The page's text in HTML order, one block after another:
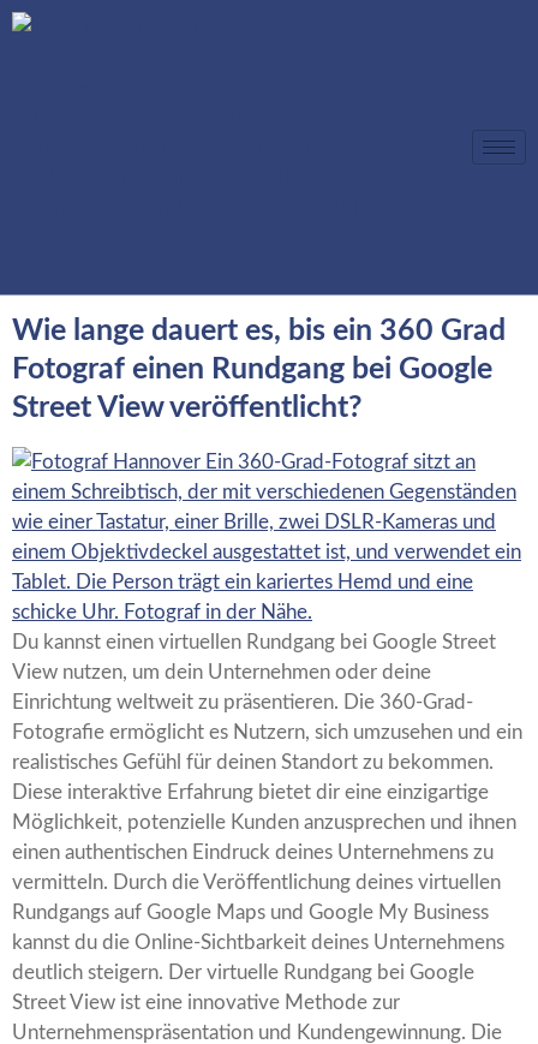
Wie lange dauert es, bis ein 360 Grad
Fotograf einen Rundgang bei Google
Street View veröffentlicht?
Du kannst einen virtuellen Rundgang bei Google Street
View nutzen, um dein Unternehmen oder deine
Einrichtung weltweit zu präsentieren. Die 360-Grad-
Fotografie ermöglicht es Nutzern, sich umzusehen und ein
realistisches Gefühl für deinen Standort zu bekommen.
Diese interaktive Erfahrung bietet dir eine einzigartige
Möglichkeit, potenzielle Kunden anzusprechen und ihnen
einen authentischen Eindruck deines Unternehmens zu
vermitteln. Durch die Veröffentlichung deines virtuellen
Rundgangs auf Google Maps und Google My Business
kannst du die Online-Sichtbarkeit deines Unternehmens
deutlich steigern. Der virtuelle Rundgang bei Google
Street View ist eine innovative Methode zur
Unternehmenspräsentation und Kundengewinnung. Die